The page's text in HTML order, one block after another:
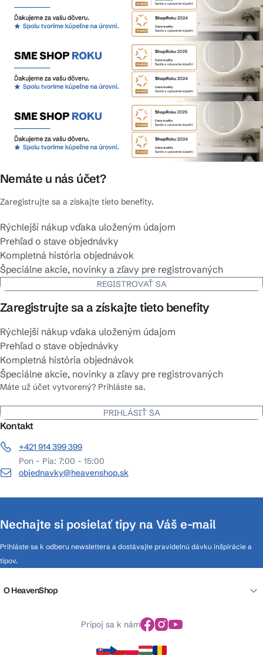
Nemáte u nás účet?
Zaregistrujte sa a získajte tieto benefity.
Rýchlejší nákup vďaka uloženým údajom
Prehľad o stave objednávky
Kompletná história objednávok
Špeciálne akcie, novinky a zľavy pre registrovaných
REGISTROVAŤ SA
Zaregistrujte sa a získajte tieto benefity
Rýchlejší nákup vďaka uloženým údajom
Prehľad o stave objednávky
Kompletná história objednávok
Špeciálne akcie, novinky a zľavy pre registrovaných
Máte už účet vytvorený? Prihláste sa.
PRIHLÁSIŤ SA
Kontakt
+421 914 399 399
Pon - Pia: 7:00 - 15:00
objednavky@heavenshop.sk
Nechajte si posielať tipy na Váš e-mail
Prihláste sa k odberu newslettera a dostávajte pravidelnú dávku inšpirácie a
tipov.
O HeavenShop
Pripoj sa k nám